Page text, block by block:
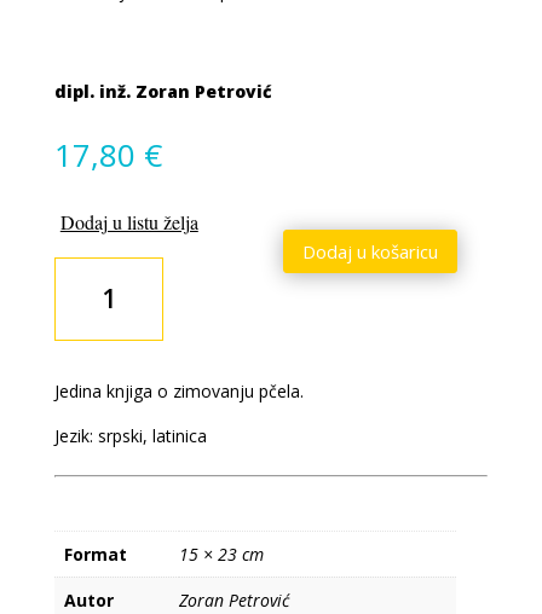
dipl. inž. Zoran Petrović
17,80 €
Dodaj u listu želja
količina
Dodaj u košaricu
Jedina knjiga o zimovanju pčela.
Jezik: srpski, latinica
Format
15 × 23 cm
Autor
Zoran Petrović